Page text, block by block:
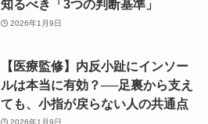
知るべき「3つの判断基準」
2026年1月9日
【医療監修】内反小趾にインソー
ルは本当に有効？──足裏から支え
ても、小指が戻らない人の共通点